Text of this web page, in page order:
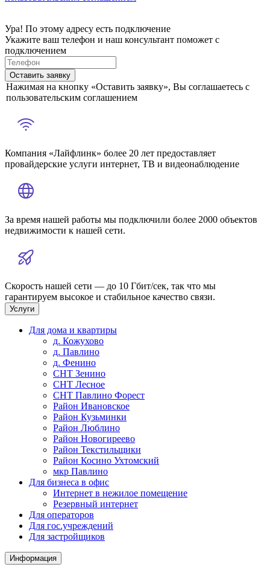
Ура! По этому адресу есть подключение
Укажите ваш телефон и наш консультант поможет с
подключением
Оставить заявку
Нажимая на кнопку «Оставить заявку», Вы соглашаетесь с
пользовательским соглашением
Компания «Лайфлинк» более 20 лет предоставляет
провайдерские услуги интернет, ТВ и видеонаблюдение
За время нашей работы мы подключили более 2000 объектов
недвижимости к нашей сети.
Скорость нашей сети — до 10 Гбит/сек, так что мы
гарантируем высокое и стабильное качество связи.
Услуги
Для дома и квартиры
д. Кожухово
д. Павлино
д. Фенино
СНТ Зенино
СНТ Лесное
СНТ Павлино Форест
Район Ивановское
Район Кузьминки
Район Люблино
Район Новогиреево
Район Текстильщики
Район Косино Ухтомский
мкр Павлино
Для бизнеса в офис
Интернет в нежилое помещение
Резервный интернет
Для операторов
Для гос.учреждений
Для застройщиков
Информация